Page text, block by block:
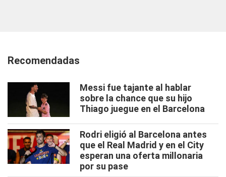
Recomendadas
Messi fue tajante al hablar
sobre la chance que su hijo
Thiago juegue en el Barcelona
Rodri eligió al Barcelona antes
que el Real Madrid y en el City
esperan una oferta millonaria
por su pase